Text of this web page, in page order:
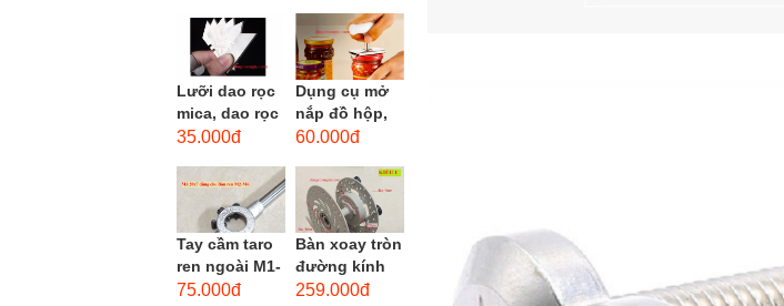
motor máy
khoan,...
opener)
Lưỡi dao rọc
mica, dao rọc
cáp hình
35.000đ
Dụng cụ mở
nắp đồ hộp,
mở nắp lon
đường kính...
60.000đ
Tay cầm taro
ren ngoài M1-
M1.8 (mã
75.000đ
Bàn xoay tròn
đường kính
22cm bằng
259.000đ